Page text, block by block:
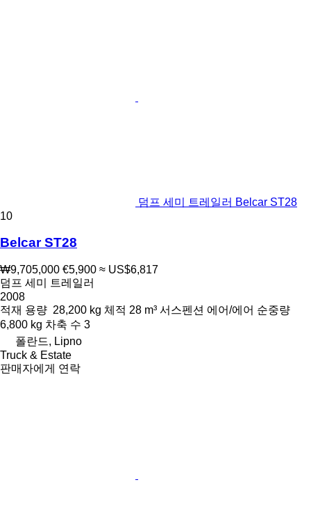
덤프 세미 트레일러 Belcar ST28
10
Belcar ST28
₩9,705,000 €5,900 ≈ US$6,817
덤프 세미 트레일러
2008
적재 용량 28,200 kg 체적 28 m³ 서스펜션 에어/에어 순중량
6,800 kg 차축 수 3
폴란드, Lipno
Truck & Estate
판매자에게 연락